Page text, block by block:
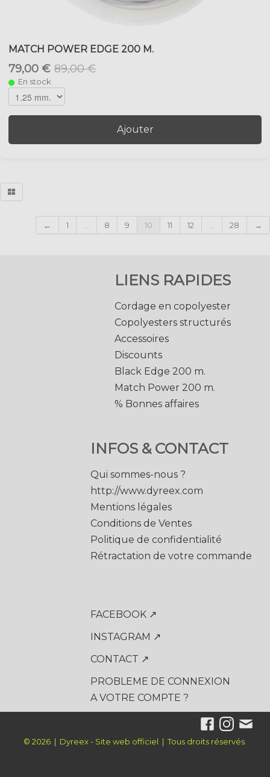
MATCH POWER EDGE 200 M.
79,00 € 89,00 €
En stock
Ajouter
← 1 ... 8 9 10 11 12 ... 28 →
LIENS RAPIDES
Cordage en copolyester
Copolyesters structurés
Accessoires
Discounts
Black Edge 200 m.
Match Power 200 m.
% Bonnes affaires
INFOS & CONTACT
Qui sommes-nous ?
http://www.dyreex.com
Mentions légales
Conditions de Ventes
Politique de confidentialité
Rétractation de votre commande
FACEBOOK ↗
INSTAGRAM ↗
CONTACT ↗
PROBLEME DE CONNEXION
A VOTRE COMPTE ?
© 2026 | Dyreex - Site web officiel | Tous droits réservés.